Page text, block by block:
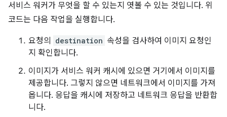
서비스 워커가 무엇을 할 수 있는지 엿볼 수 있는 것입니다. 위
코드는 다음 작업을 실행합니다.
요청의 destination 속성을 검사하여 이미지 요청인
지 확인합니다.
이미지가 서비스 워커 캐시에 있으면 거기에서 이미지를
제공합니다. 그렇지 않으면 네트워크에서 이미지를 가져
옵니다. 응답을 캐시에 저장하고 네트워크 응답을 반환합
니다.